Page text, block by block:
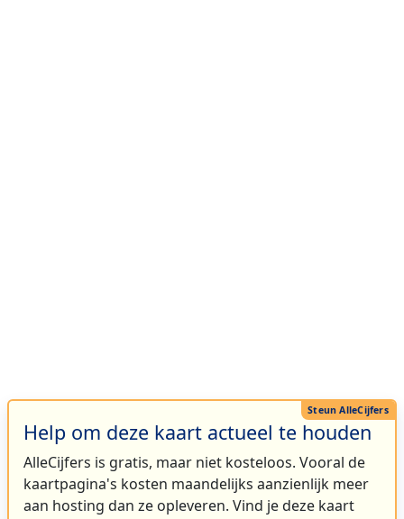
Help om deze kaart actueel te houden
AlleCijfers is gratis, maar niet kosteloos. Vooral de
kaartpagina's kosten maandelijks aanzienlijk meer
aan hosting dan ze opleveren. Vind je deze kaart